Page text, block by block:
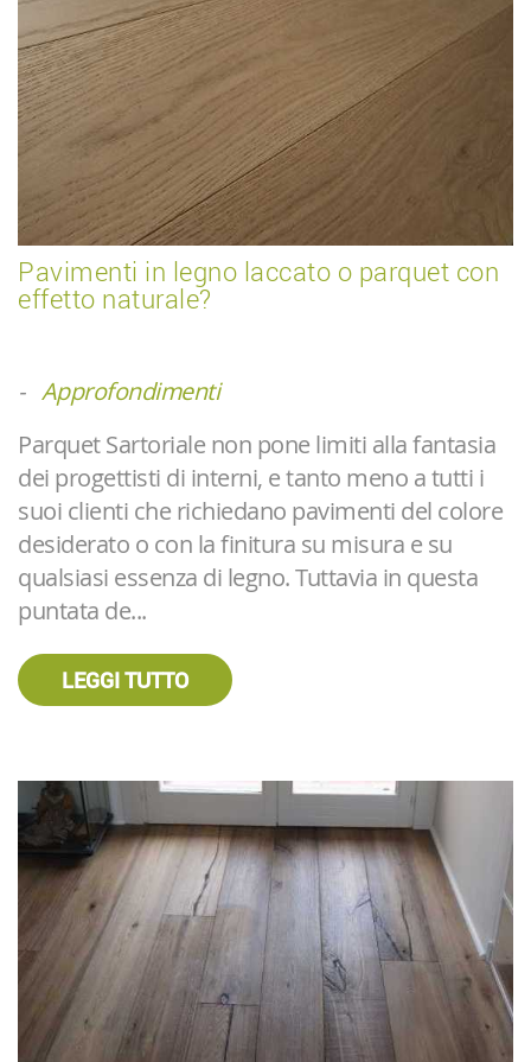
Pavimenti in legno laccato o parquet con
effetto naturale?
- Approfondimenti
Parquet Sartoriale non pone limiti alla fantasia
dei progettisti di interni, e tanto meno a tutti i
suoi clienti che richiedano pavimenti del colore
desiderato o con la finitura su misura e su
qualsiasi essenza di legno. Tuttavia in questa
puntata de...
LEGGI TUTTO